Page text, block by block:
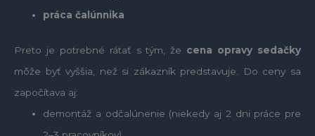
práca čalúnnika
Preto je potrebné rátať s tým, že cena opravy sedačky
môže byť vyššia, než si zákazník predstavuje. Do ceny sa
započítava aj:
demontáž a odčalúnenie (niekedy aj 2 dni práce pre